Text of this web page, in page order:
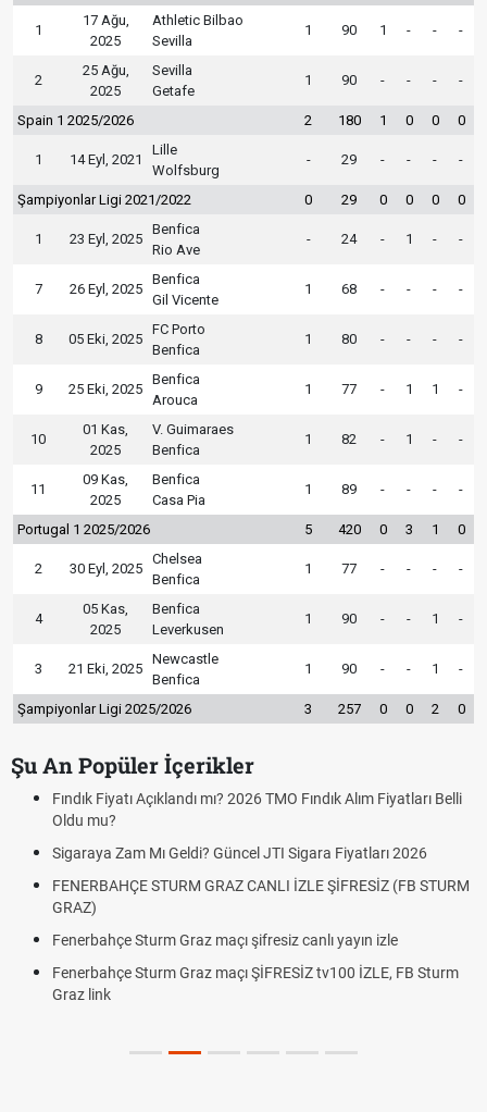
1
17 Ağu,
2025
Athletic Bilbao
Sevilla
1 90 1 - - -
2
25 Ağu,
2025
Sevilla
Getafe
1 90 - - - -
Spain 1 2025/2026 2 180 1 0 0 0
1 14 Eyl, 2021
Lille
Wolfsburg
- 29 - - - -
Şampiyonlar Ligi 2021/2022 0 29 0 0 0 0
1 23 Eyl, 2025
Benfica
Rio Ave
- 24 - 1 - -
7 26 Eyl, 2025
Benfica
Gil Vicente
1 68 - - - -
8 05 Eki, 2025
FC Porto
Benfica
1 80 - - - -
9 25 Eki, 2025
Benfica
Arouca
1 77 - 1 1 -
10
01 Kas,
2025
V. Guimaraes
Benfica
1 82 - 1 - -
11
09 Kas,
2025
Benfica
Casa Pia
1 89 - - - -
Portugal 1 2025/2026 5 420 0 3 1 0
2 30 Eyl, 2025
Chelsea
Benfica
1 77 - - - -
4
05 Kas,
2025
Benfica
Leverkusen
1 90 - - 1 -
3 21 Eki, 2025
Newcastle
Benfica
1 90 - - 1 -
Şampiyonlar Ligi 2025/2026 3 257 0 0 2 0
Şu An Popüler İçerikler
Fındık Fiyatı Açıklandı mı? 2026 TMO Fındık Alım Fiyatları Belli
Oldu mu?
Sigaraya Zam Mı Geldi? Güncel JTI Sigara Fiyatları 2026
FENERBAHÇE STURM GRAZ CANLI İZLE ŞİFRESİZ (FB STURM
GRAZ)
Fenerbahçe Sturm Graz maçı şifresiz canlı yayın izle
Fenerbahçe Sturm Graz maçı ŞİFRESİZ tv100 İZLE, FB Sturm
Graz link